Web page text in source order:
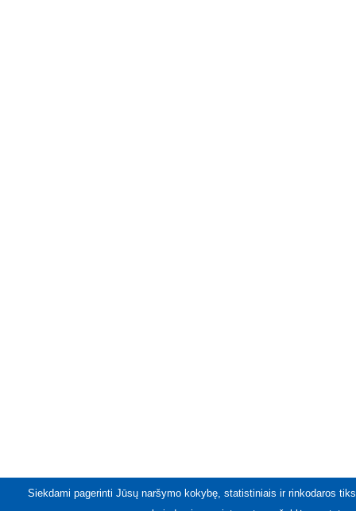
Siekdami pagerinti Jūsų naršymo kokybę, statistiniais ir rinkodaros